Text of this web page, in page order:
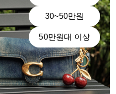
30~50만원
50만원대 이상